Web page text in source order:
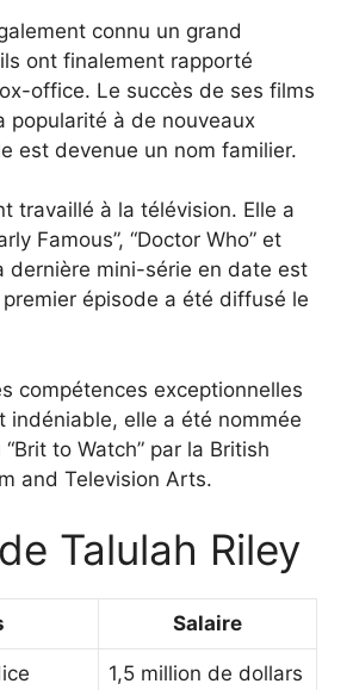
connu un grand
ont finalement rapporté
office. Le succès de ses films
popularité à de nouveaux
est devenue un nom familier.
travaillé à la télévision. Elle a
Famous”, “Doctor Who” et
dernière mini-série en date est
premier épisode a été diffusé le
compétences exceptionnelles
indéniable, elle a été nommée
“Brit to Watch” par la British
and Television Arts.
Talulah Riley
Salaire
1,5 million de dollars